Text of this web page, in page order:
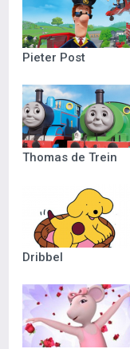
Pieter Post
Thomas de Trein
Dribbel